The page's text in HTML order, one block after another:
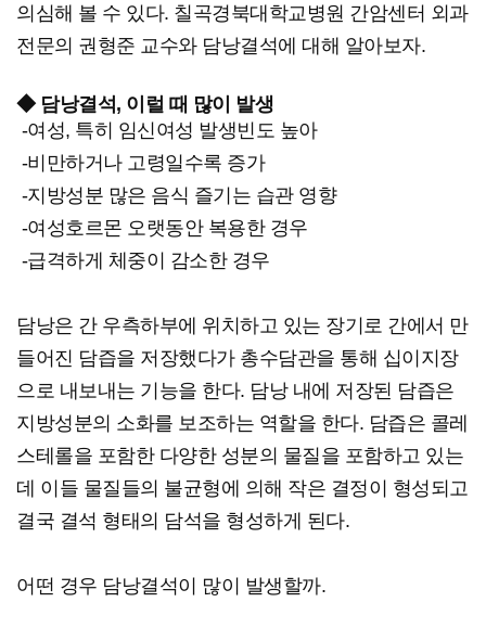
의심해 볼 수 있다. 칠곡경북대학교병원 간암센터 외과
전문의 권형준 교수와 담낭결석에 대해 알아보자.
◆ 담낭결석, 이럴 때 많이 발생
-여성, 특히 임신여성 발생빈도 높아
-비만하거나 고령일수록 증가
-지방성분 많은 음식 즐기는 습관 영향
-여성호르몬 오랫동안 복용한 경우
-급격하게 체중이 감소한 경우
담낭은 간 우측하부에 위치하고 있는 장기로 간에서 만
들어진 담즙을 저장했다가 총수담관을 통해 십이지장
으로 내보내는 기능을 한다. 담낭 내에 저장된 담즙은
지방성분의 소화를 보조하는 역할을 한다. 담즙은 콜레
스테롤을 포함한 다양한 성분의 물질을 포함하고 있는
데 이들 물질들의 불균형에 의해 작은 결정이 형성되고
결국 결석 형태의 담석을 형성하게 된다.
어떤 경우 담낭결석이 많이 발생할까.